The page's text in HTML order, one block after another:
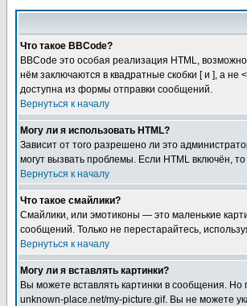
Что такое BBCode?
BBCode это особая реализация HTML,
нём заключаются в квадратные скобки [ и ], а
доступна из формы отправки сообщений.
Вернуться к началу
Могу ли я использовать HTML?
Зависит от того разрешено ли это
могут вызвать проблемы. Если HTML включён,
Вернуться к началу
Что такое смайлики?
Смайлики, или эмотиконы — это маленькие
сообщений. Только не перестарайтесь,
Вернуться к началу
Могу ли я вставлять картинки?
Вы можете вставлять картинки в сообщения. Но
unknown-place.net/my-picture.gif. Вы не можете